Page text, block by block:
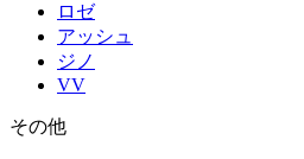
ロゼ
アッシュ
ジノ
VV
その他